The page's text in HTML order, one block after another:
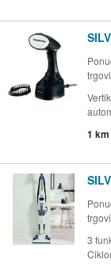
1 km
3